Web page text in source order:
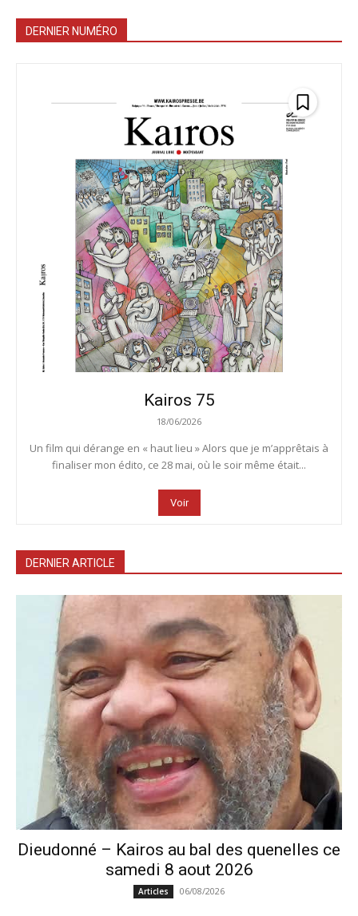
DERNIER NUMÉRO
Kairos 75
18/06/2026
Un film qui dérange en « haut lieu » Alors que je m’apprêtais à
finaliser mon édito, ce 28 mai, où le soir même était...
Voir
DERNIER ARTICLE
Dieudonné – Kairos au bal des quenelles ce
samedi 8 aout 2026
Articles 06/08/2026